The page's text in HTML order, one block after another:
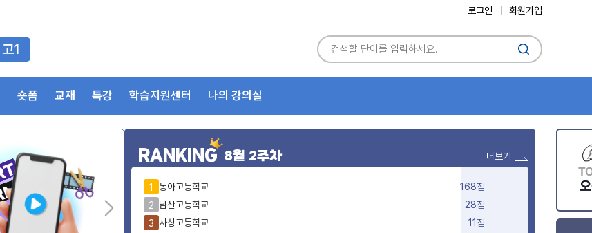
로그인 회원가입
고1
숏폼 교재 특강 학습지원센터 나의 강의실
RANKING 8월 2주차 더보기
1 동아고등학교
168점
2 남산고등학교
28점
3 사상고등학교
11점